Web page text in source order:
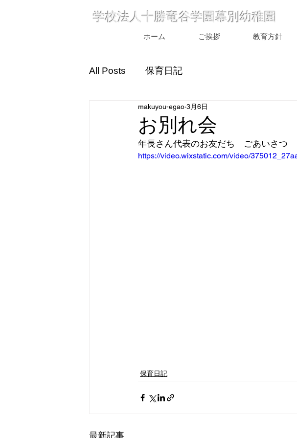
学校法人十勝竜谷学園幕別幼稚園
ホーム ご挨拶 教育方針
All Posts 保育日記
お別れ会
makuyou-egao 3月6日
年長さん代表のお友だち　ごあいさつ
https://video.wixstatic.com/video/
保育日記
最新記事